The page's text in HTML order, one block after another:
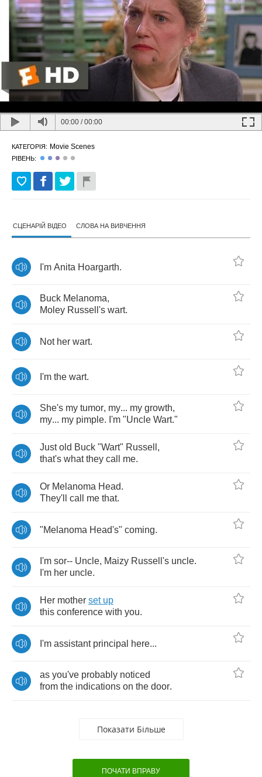
00:00 /00:00
КАТЕГОРІЯ: Movie Scenes
РІВЕНЬ:
СЦЕНАРІЙ ВІДЕО СЛОВА НА ВИВЧЕННЯ
I'm Anita Hoargarth.
Buck Melanoma,
Moley Russell's wart.
Not her wart.
I'm the wart.
She's my tumor, my... my growth,
my... my pimple. I'm "Uncle Wart."
Just old Buck "Wart" Russell ,
that's what they call me.
Or Melanoma Head.
They'll
call me that.
"Melanoma Head's" coming.
I'm sor-- Uncle, Maizy Russell's uncle.
I'm her uncle.
Her mother set up
this conference with you.
I'm assistant principal here...
as you've probably noticed
from the indications on the door.
Показати Більше
ПОЧАТИ ВПРАВУ